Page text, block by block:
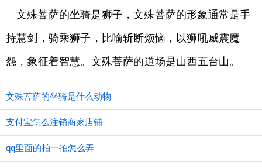
文殊菩萨的坐骑是狮子，文殊菩萨的形象通常是手
持慧剑，骑乘狮子，比喻斩断烦恼，以狮吼威震魔
怨，象征着智慧。文殊菩萨的道场是山西五台山。
文殊菩萨的坐骑是什么动物
支付宝怎么注销商家店铺
qq里面的拍一拍怎么弄